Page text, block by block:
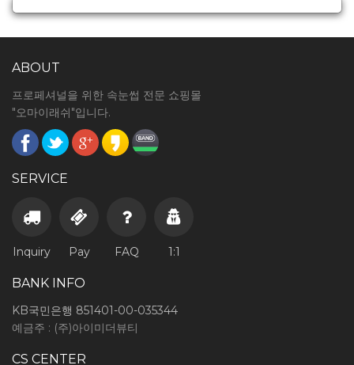
ABOUT
프로페셔널을 위한 속눈썹 전문 쇼핑몰
"오마이래쉬"입니다.
SERVICE
Inquiry Pay FAQ 1:1
BANK INFO
KB국민은행 851401-00-035344
예금주 : (주)아이미더뷰티
CS CENTER